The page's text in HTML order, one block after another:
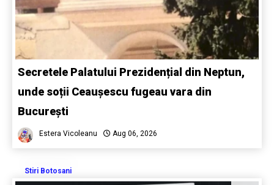
Secretele Palatului Prezidențial din Neptun,
unde soții Ceaușescu fugeau vara din
București
Estera Vicoleanu Aug 06, 2026
Stiri Botosani